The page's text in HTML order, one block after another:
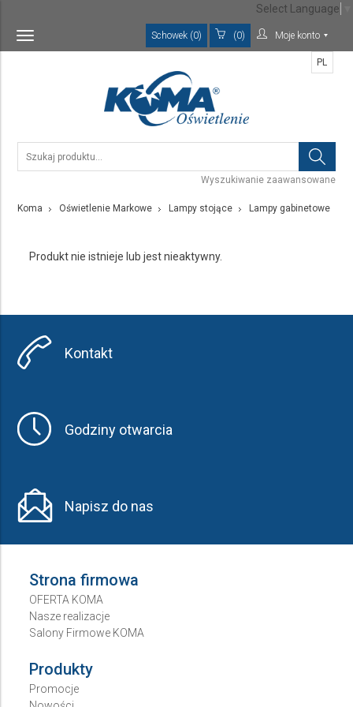
Toggle
navigation
Schowek (0) (0) Moje konto
Wyszukiwanie zaawansowane
PL
Koma Oświetlenie Markowe Lampy stojące Lampy gabinetowe
Produkt nie istnieje lub jest nieaktywny.
Kontakt
Godziny otwarcia
Napisz do nas
Strona firmowa
OFERTA KOMA
Nasze realizacje
Salony Firmowe KOMA
Produkty
Promocje
Select Language